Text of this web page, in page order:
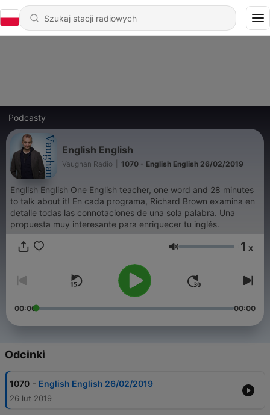
Podcasty
English English
Vaughan Radio 1070 - English English 26/02/2019
English English One English teacher, one word and 28 minutes
to talk about it! En cada programa, Richard Brown examina en
detalle todas las connotaciones de una sola palabra. Una
propuesta muy interesante para enriquecer tu inglés.
Głośność 1 x
00:00 00:00
Odcinki
1070 - English English 26/02/2019
26 lut 2019